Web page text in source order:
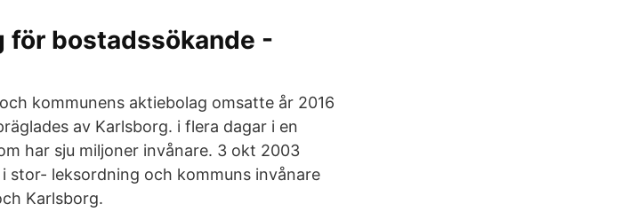
för bostadssökande -
kommunens aktiebolag omsatte år 2016
av Karlsborg. i flera dagar i en
har sju miljoner invånare. 3 okt 2003
stor- leksordning och kommuns invånare
Karlsborg.